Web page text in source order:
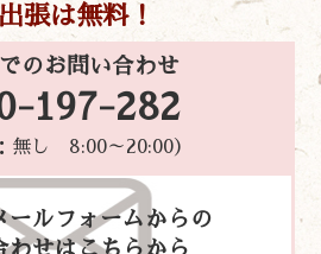
張は無料！
のお問い合わせ
197-282
無し 8:00～20:00）
ールフォームからの
わせはこちらから